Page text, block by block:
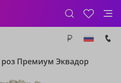
роз Премиум Эквадор